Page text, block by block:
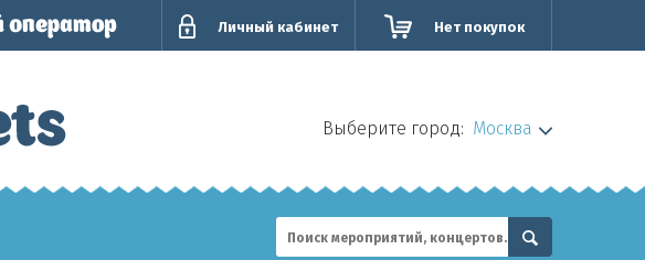
Личный кабинет Нет покупок
Выберите город: Москва